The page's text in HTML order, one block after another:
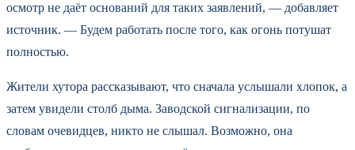
осмотр не даёт оснований для таких заявлений, — добавляет
источник. — Будем работать после того, как огонь потушат
полностью.
Жители хутора рассказывают, что сначала услышали хлопок, а
затем увидели столб дыма. Заводской сигнализации, по
словам очевидцев, никто не слышал. Возможно, она